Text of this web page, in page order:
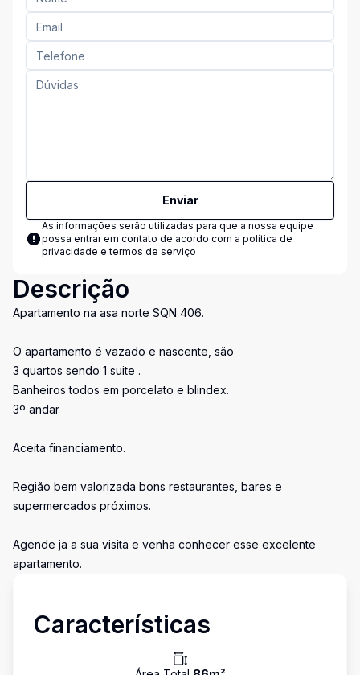
Enviar
As informações serão utilizadas para que a nossa equipe
possa entrar em contato de acordo com a política de
privacidade e termos de serviço
Descrição
Apartamento na asa norte SQN 406.
O apartamento é vazado e nascente, são
3 quartos sendo 1 suite .
Banheiros todos em porcelato e blindex.
3º andar
Aceita financiamento.
Região bem valorizada bons restaurantes, bares e
supermercados próximos.
Agende ja a sua visita e venha conhecer esse excelente
apartamento.
Características